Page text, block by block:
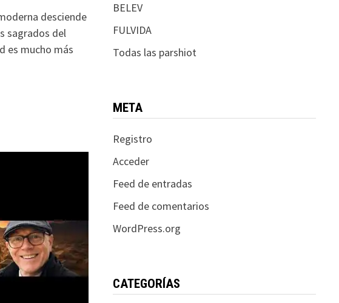
desciende
sagrados del
es mucho más
BELEV
FULVIDA
Todas las parshiot
META
Registro
Acceder
Feed de entradas
Feed de comentarios
WordPress.org
CATEGORÍAS